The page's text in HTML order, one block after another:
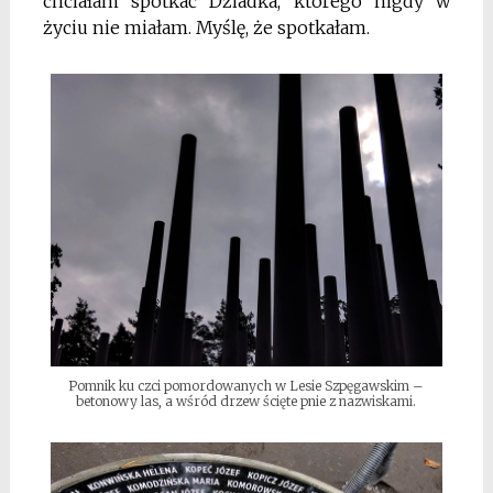
życiu nie miałam. Myślę, że spotkałam.
Pomnik ku czci pomordowanych w Lesie Szpęgawskim –
betonowy las, a wśród drzew ścięte pnie z nazwiskami.